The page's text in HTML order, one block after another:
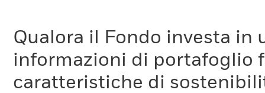
Qualora il Fondo investa in
informazioni di portafoglio
caratteristiche di